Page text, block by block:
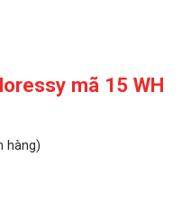
mã 15 WH
hàng)